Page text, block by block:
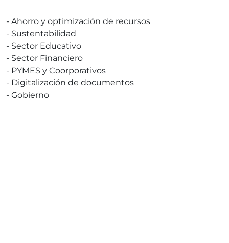
- Ahorro y optimización de recursos
- Sustentabilidad
- Sector Educativo
- Sector Financiero
- PYMES y Coorporativos
- Digitalización de documentos
- Gobierno